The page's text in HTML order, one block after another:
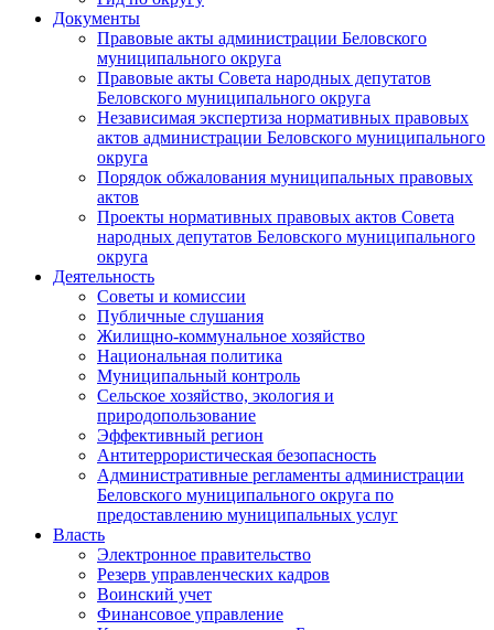
Документы
Правовые акты администрации Беловского
муниципального округа
Правовые акты Совета народных депутатов
Беловского муниципального округа
Независимая экспертиза нормативных правовых
актов администрации Беловского муниципального
округа
Порядок обжалования муниципальных правовых
актов
Проекты нормативных правовых актов Совета
народных депутатов Беловского муниципального
округа
Деятельность
Советы и комиссии
Публичные слушания
Жилищно-коммунальное хозяйство
Национальная политика
Муниципальный контроль
Сельское хозяйство, экология и
природопользование
Эффективный регион
Антитеррористическая безопасность
Административные регламенты администрации
Беловского муниципального округа по
предоставлению муниципальных услуг
Власть
Электронное правительство
Резерв управленческих кадров
Воинский учет
Финансовое управление